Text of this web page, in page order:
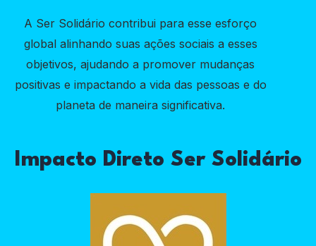
A Ser Solidário contribui para esse esforço
global alinhando suas ações sociais a esses
objetivos, ajudando a promover mudanças
positivas e impactando a vida das pessoas e do
planeta de maneira significativa.
Impacto Direto Ser Solidário